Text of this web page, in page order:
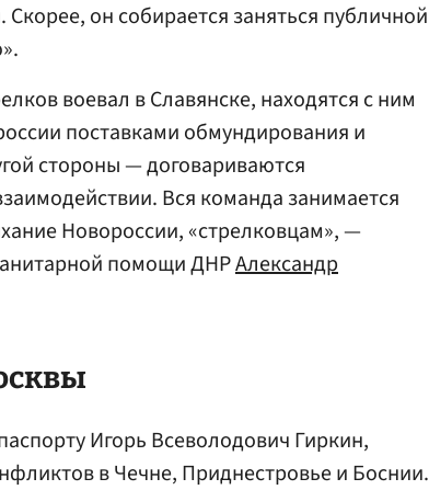
Скорее, он собирается заняться публичной
воевал в Славянске, находятся с ним
поставками обмундирования и
стороны — договариваются
Вся команда занимается
Новороссии, «стрелковцам», —
помощи ДНРАлександр
Игорь Всеволодович Гиркин,
в Чечне, Приднестровье и Боснии.